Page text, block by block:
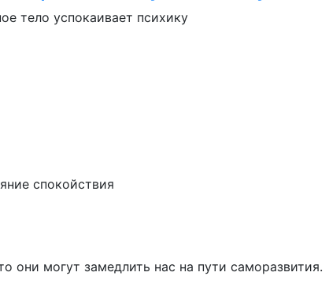
тело успокаивает психику
спокойствия
они могут замедлить нас на пути саморазвития.